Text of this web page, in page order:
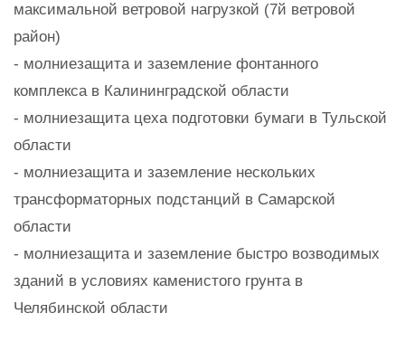
максимальной ветровой нагрузкой (7й ветровой
район)
- молниезащита и заземление фонтанного
комплекса в Калининградской области
- молниезащита цеха подготовки бумаги в Тульской
области
- молниезащита и заземление нескольких
трансформаторных подстанций в Самарской
области
- молниезащита и заземление быстро возводимых
зданий в условиях каменистого грунта в
Челябинской области